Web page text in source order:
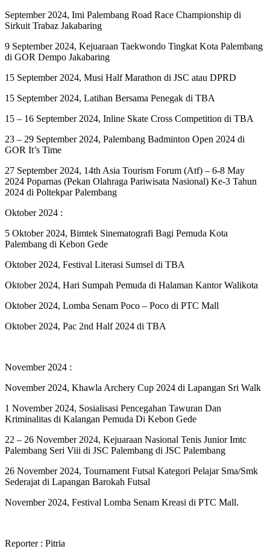
September 2024, Imi Palembang Road Race Championship di
Sirkuit Trabaz Jakabaring
9 September 2024, Kejuaraan Taekwondo Tingkat Kota Palembang
di GOR Dempo Jakabaring
15 September 2024, Musi Half Marathon di JSC atau DPRD
15 September 2024, Latihan Bersama Penegak di TBA
15 – 16 September 2024, Inline Skate Cross Competition di TBA
23 – 29 September 2024, Palembang Badminton Open 2024 di
GOR It’s Time
27 September 2024, 14th Asia Tourism Forum (Atf) – 6-8 May
2024 Poparnas (Pekan Olahraga Pariwisata Nasional) Ke-3 Tahun
2024 di Poltekpar Palembang
Oktober 2024 :
5 Oktober 2024, Bimtek Sinematografi Bagi Pemuda Kota
Palembang di Kebon Gede
Oktober 2024, Festival Literasi Sumsel di TBA
Oktober 2024, Hari Sumpah Pemuda di Halaman Kantor Walikota
Oktober 2024, Lomba Senam Poco – Poco di PTC Mall
Oktober 2024, Pac 2nd Half 2024 di TBA
November 2024 :
November 2024, Khawla Archery Cup 2024 di Lapangan Sri Walk
1 November 2024, Sosialisasi Pencegahan Tawuran Dan
Kriminalitas di Kalangan Pemuda Di Kebon Gede
22 – 26 November 2024, Kejuaraan Nasional Tenis Junior Imtc
Palembang Seri Viii di JSC Palembang di JSC Palembang
26 November 2024, Tournament Futsal Kategori Pelajar Sma/Smk
Sederajat di Lapangan Barokah Futsal
November 2024, Festival Lomba Senam Kreasi di PTC Mall.
Reporter : Pitria